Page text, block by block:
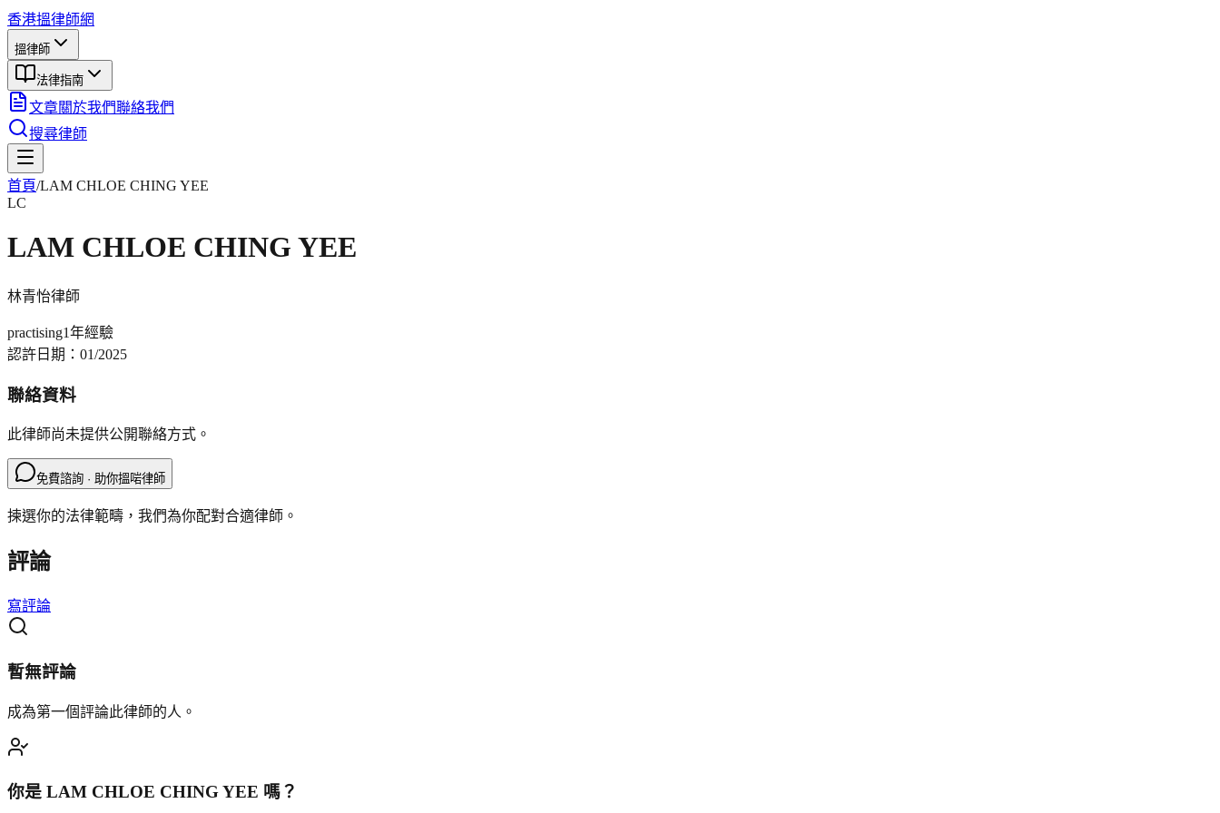
香港搵律師網
搵律師
法律指南
文章關於我們聯絡我們
搜尋律師
首頁/LAM CHLOE CHING YEE
LC
LAM CHLOE CHING YEE
林青怡律師
practising1年經驗
認許日期： 01/2025
聯絡資料
此律師尚未提供公開聯絡方式。
免費諮詢 · 助你搵啱律師
揀選你的法律範疇，我們為你配對合適律師。
評論
寫評論
暫無評論
成為第一個評論此律師的人。
你是 LAM CHLOE CHING YEE 嗎？